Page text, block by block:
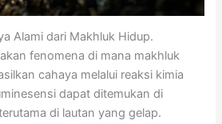
Alami dari Makhluk Hidup.
fenomena di mana makhluk
cahaya melalui reaksi kimia
dapat ditemukan di
di lautan yang gelap.